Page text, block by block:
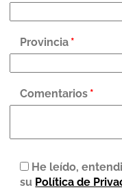
Provincia *
Comentarios *
He leído,
su Política de